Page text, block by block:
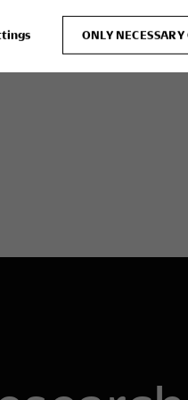
ONLY NECESSARY